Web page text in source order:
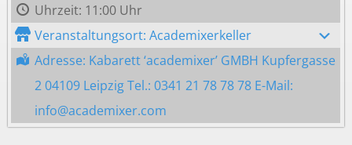
Uhrzeit: 11:00 Uhr
Veranstaltungsort: Academixerkeller
Adresse: Kabarett ‘academixer’ GMBH Kupfergasse
2 04109 Leipzig Tel.: 0341 21 78 78 78 E-Mail:
info@academixer.com